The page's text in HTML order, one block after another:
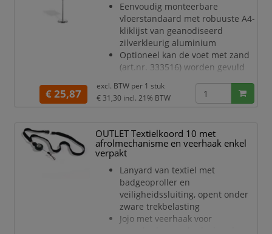
Eenvoudig monteerbare
vloerstandaard met robuuste A4-
kliklijst van geanodiseerd
zilverkleurig aluminium
Optioneel kan de voet met zand
(art.nr. 333516) worden gevuld
voet: 250 mm - max. gewicht ca.
1,1 kg)
rubberen ring onderaan
(voorkomt krassen op de vloer)
In de hoogte verstelbaar dankzij
de uitschuifbare telescopische
stang (van 770 mm tot maximaal
1.205 mm in staand formaat)
€ 25,87
excl. BTW per 1 stuk
€ 31,30 incl. 21% BTW
OUTLET Textielkoord 10 met
afrolmechanisme en veerhaak enkel
verpakt
Lanyard van textiel met
badgeoproller en
veiligheidssluiting, opent onder
zware trekbelasting
Jojo met veerhaak voor